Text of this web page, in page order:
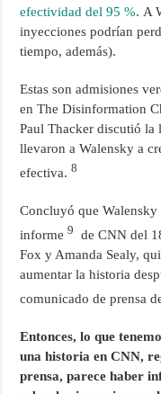
efectividad del 95 %. A
inyecciones podrían
tiempo, además).
Estas son admisiones
en The Disinformation
Paul Thacker discutió la
llevaron a Walensky a
efectiva.8
Concluyó que Walensky
informe9
de CNN del
Fox y Amanda Sealy,
aumentar la historia
comunicado de prensa
Entonces, lo que
una historia en CNN,
prensa, parece haber